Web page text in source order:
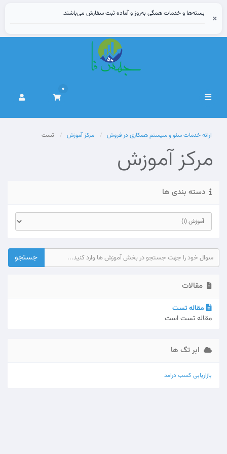
بسته‌ها و خدمات همگی به‌روز و آماده ثبت سفارش می‌باشند. ×
تغییر
ناوبری
0
ارائه خدمات سئو و سیستم همکاری در فروش مرکز آموزش تست
مرکز آموزش
دسته بندی ها
مقالات
مقاله تست
مقاله تست است
ابر تگ ها
بازاریابی کسب درامد